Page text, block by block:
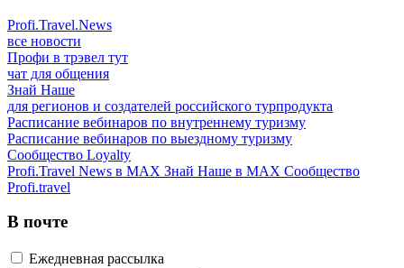
Profi.Travel.News
все новости
Профи в трэвел тут
чат для общения
Знай Наше
для регионов и создателей российского турпродукта
Расписание вебинаров по внутреннему туризму
Расписание вебинаров по выездному туризму
Сообщество Loyalty
Profi.Travel News в MAX Знай Наше в MAX Сообщество
Profi.travel
В почте
Ежедневная рассылка